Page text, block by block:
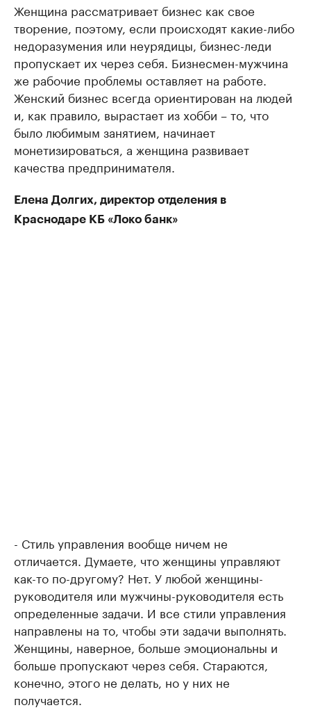
Женщина рассматривает бизнес как свое
творение, поэтому, если происходят какие-либо
недоразумения или неурядицы, бизнес-леди
пропускает их через себя. Бизнесмен-мужчина
же рабочие проблемы оставляет на работе.
Женский бизнес всегда ориентирован на людей
и, как правило, вырастает из хобби – то, что
было любимым занятием, начинает
монетизироваться, а женщина развивает
качества предпринимателя.
Елена Долгих, директор отделения в
Краснодаре КБ «Локо банк»
- Стиль управления вообще ничем не
отличается. Думаете, что женщины управляют
как-то по-другому? Нет. У любой женщины-
руководителя или мужчины-руководителя есть
определенные задачи. И все стили управления
направлены на то, чтобы эти задачи выполнять.
Женщины, наверное, больше эмоциональны и
больше пропускают через себя. Стараются,
конечно, этого не делать, но у них не
получается.